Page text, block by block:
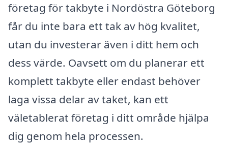
företag för takbyte i Nordöstra Göteborg
får du inte bara ett tak av hög kvalitet,
utan du investerar även i ditt hem och
dess värde. Oavsett om du planerar ett
komplett takbyte eller endast behöver
laga vissa delar av taket, kan ett
väletablerat företag i ditt område hjälpa
dig genom hela processen.